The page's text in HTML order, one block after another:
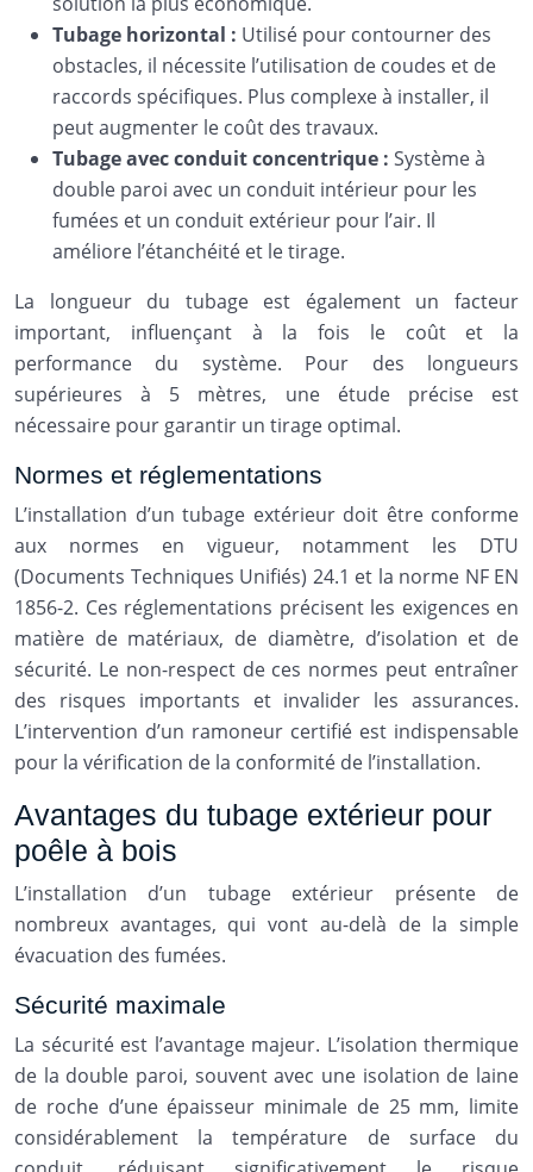
Tubage horizontal : Utilisé pour contourner des
obstacles, il nécessite l’utilisation de coudes et de
raccords spécifiques. Plus complexe à installer, il
peut augmenter le coût des travaux.
Tubage avec conduit concentrique : Système à
double paroi avec un conduit intérieur pour les
fumées et un conduit extérieur pour l’air. Il
améliore l’étanchéité et le tirage.
La longueur du tubage est également un facteur
important, influençant à la fois le coût et la
performance du système. Pour des longueurs
supérieures à 5 mètres, une étude précise est
nécessaire pour garantir un tirage optimal.
Normes et réglementations
L’installation d’un tubage extérieur doit être conforme
aux normes en vigueur, notamment les DTU
(Documents Techniques Unifiés) 24.1 et la norme NF EN
1856-2. Ces réglementations précisent les exigences en
matière de matériaux, de diamètre, d’isolation et de
sécurité. Le non-respect de ces normes peut entraîner
des risques importants et invalider les assurances.
L’intervention d’un ramoneur certifié est indispensable
pour la vérification de la conformité de l’installation.
Avantages du tubage extérieur pour
poêle à bois
L’installation d’un tubage extérieur présente de
nombreux avantages, qui vont au-delà de la simple
évacuation des fumées.
Sécurité maximale
La sécurité est l’avantage majeur. L’isolation thermique
de la double paroi, souvent avec une isolation de laine
de roche d’une épaisseur minimale de 25 mm, limite
considérablement la température de surface du